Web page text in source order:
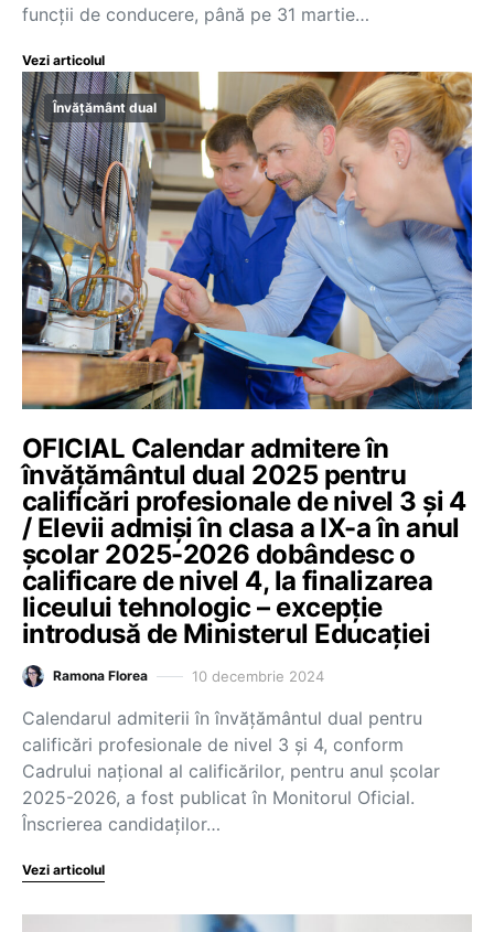
funcții de conducere, până pe 31 martie…
Vezi articolul
Învățământ dual
OFICIAL Calendar admitere în
învățământul dual 2025 pentru
calificări profesionale de nivel 3 și 4
/ Elevii admiși în clasa a IX-a în anul
școlar 2025-2026 dobândesc o
calificare de nivel 4, la finalizarea
liceului tehnologic – excepție
introdusă de Ministerul Educației
Ramona Florea 10 decembrie 2024
Calendarul admiterii în învățământul dual pentru
calificări profesionale de nivel 3 și 4, conform
Cadrului național al calificărilor, pentru anul școlar
2025-2026, a fost publicat în Monitorul Oficial.
Înscrierea candidaților…
Vezi articolul